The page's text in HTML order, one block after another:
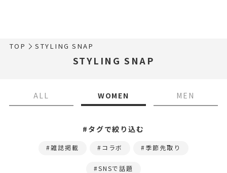
TOP STYLING SNAP
STYLING SNAP
ALL WOMEN MEN
#タグで絞り込む
雑誌掲載 コラボ 季節先取り
SNSで話題